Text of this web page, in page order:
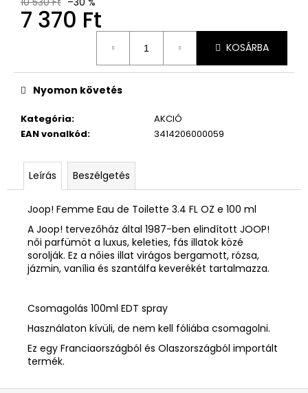
7 370 Ft
KOSÁRBA
Kategória:
AKCIÓ
EAN vonalkód: 3414206000059
Nyomon követés
Leírás Beszélgetés
Joop! Femme Eau de Toilette 3.4 FL OZ e 100 ml
A Joop! tervezőház által 1987-ben elindított JOOP!
női parfümöt a luxus, keleties, fás illatok közé
sorolják. Ez a nőies illat virágos bergamott, rózsa,
jázmin, vanília és szantálfa keverékét tartalmazza.
Csomagolás 100ml EDT spray
Használaton kívüli, de nem kell fóliába csomagolni.
Ez egy Franciaországból és Olaszországból importált
termék.